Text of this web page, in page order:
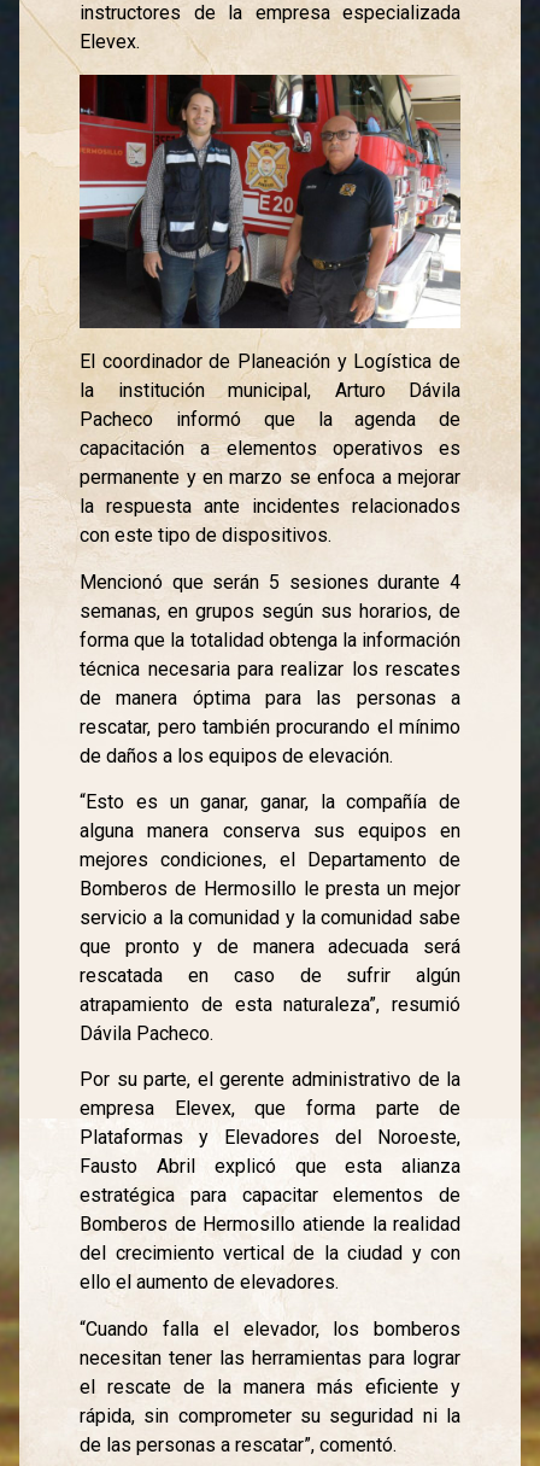
instructores de la empresa especializada
Elevex.
El coordinador de Planeación y Logística de
la institución municipal, Arturo Dávila
Pacheco informó que la agenda de
capacitación a elementos operativos es
permanente y en marzo se enfoca a mejorar
la respuesta ante incidentes relacionados
con este tipo de dispositivos.
Mencionó que serán 5 sesiones durante 4
semanas, en grupos según sus horarios, de
forma que la totalidad obtenga la información
técnica necesaria para realizar los rescates
de manera óptima para las personas a
rescatar, pero también procurando el mínimo
de daños a los equipos de elevación.
“Esto es un ganar, ganar, la compañía de
alguna manera conserva sus equipos en
mejores condiciones, el Departamento de
Bomberos de Hermosillo le presta un mejor
servicio a la comunidad y la comunidad sabe
que pronto y de manera adecuada será
rescatada en caso de sufrir algún
atrapamiento de esta naturaleza”, resumió
Dávila Pacheco.
Por su parte, el gerente administrativo de la
empresa Elevex, que forma parte de
Plataformas y Elevadores del Noroeste,
Fausto Abril explicó que esta alianza
estratégica para capacitar elementos de
Bomberos de Hermosillo atiende la realidad
del crecimiento vertical de la ciudad y con
ello el aumento de elevadores.
“Cuando falla el elevador, los bomberos
necesitan tener las herramientas para lograr
el rescate de la manera más eficiente y
rápida, sin comprometer su seguridad ni la
de las personas a rescatar”, comentó.